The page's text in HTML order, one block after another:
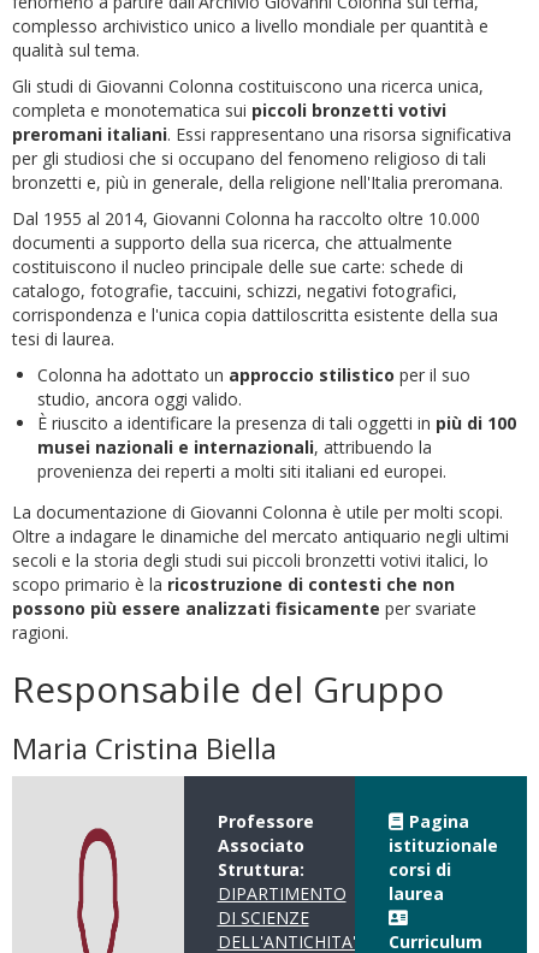
complesso archivistico unico a livello mondiale per quantità e
qualità sul tema.
Gli studi di Giovanni Colonna costituiscono una ricerca unica,
completa e monotematica sui piccoli bronzetti votivi
preromani italiani. Essi rappresentano una risorsa significativa
per gli studiosi che si occupano del fenomeno religioso di tali
bronzetti e, più in generale, della religione nell'Italia preromana.
Dal 1955 al 2014, Giovanni Colonna ha raccolto oltre 10.000
documenti a supporto della sua ricerca, che attualmente
costituiscono il nucleo principale delle sue carte: schede di
catalogo, fotografie, taccuini, schizzi, negativi fotografici,
corrispondenza e l'unica copia dattiloscritta esistente della sua
tesi di laurea.
Colonna ha adottato un approccio stilistico per il suo
studio, ancora oggi valido.
È riuscito a identificare la presenza di tali oggetti in più di 100
musei nazionali e internazionali, attribuendo la
provenienza dei reperti a molti siti italiani ed europei.
La documentazione di Giovanni Colonna è utile per molti scopi.
Oltre a indagare le dinamiche del mercato antiquario negli ultimi
secoli e la storia degli studi sui piccoli bronzetti votivi italici, lo
scopo primario è la ricostruzione di contesti che non
possono più essere analizzati fisicamente per svariate
ragioni.
Responsabile del Gruppo
Maria Cristina Biella
Professore
Associato
Struttura:
DIPARTIMENTO
DI SCIENZE
DELL'ANTICHITA'
Pagina
istituzionale
corsi di
laurea
Curriculum